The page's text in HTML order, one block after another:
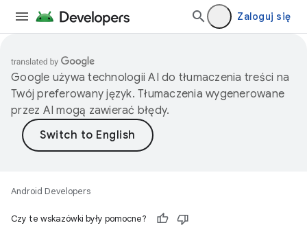
Zaloguj się
Google używa technologii AI do tłumaczenia treści na
Twój preferowany język. Tłumaczenia wygenerowane
przez AI mogą zawierać błędy.
Android Developers
Czy te wskazówki były pomocne?